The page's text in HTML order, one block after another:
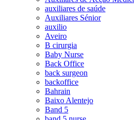
auxiliares de saúde
Auxiliares Sénior
auxilio
Aveiro
B cirurgia
Baby Nurse
Back Office
back surgeon
backoffice
Bahrain
Baixo Alentejo
Band 5